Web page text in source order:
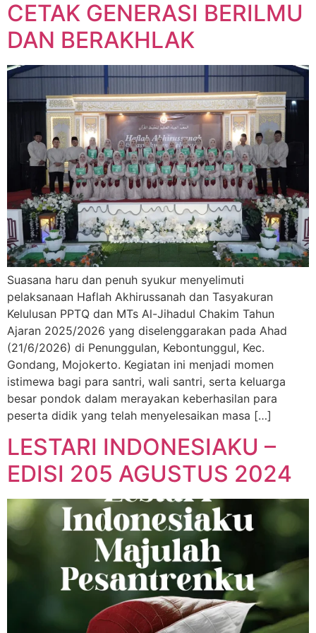
CETAK GENERASI BERILMU
DAN BERAKHLAK
Suasana haru dan penuh syukur menyelimuti
pelaksanaan Haflah Akhirussanah dan Tasyakuran
Kelulusan PPTQ dan MTs Al-Jihadul Chakim Tahun
Ajaran 2025/2026 yang diselenggarakan pada Ahad
(21/6/2026) di Penunggulan, Kebontunggul, Kec.
Gondang, Mojokerto. Kegiatan ini menjadi momen
istimewa bagi para santri, wali santri, serta keluarga
besar pondok dalam merayakan keberhasilan para
peserta didik yang telah menyelesaikan masa […]
LESTARI INDONESIAKU –
EDISI 205 AGUSTUS 2024